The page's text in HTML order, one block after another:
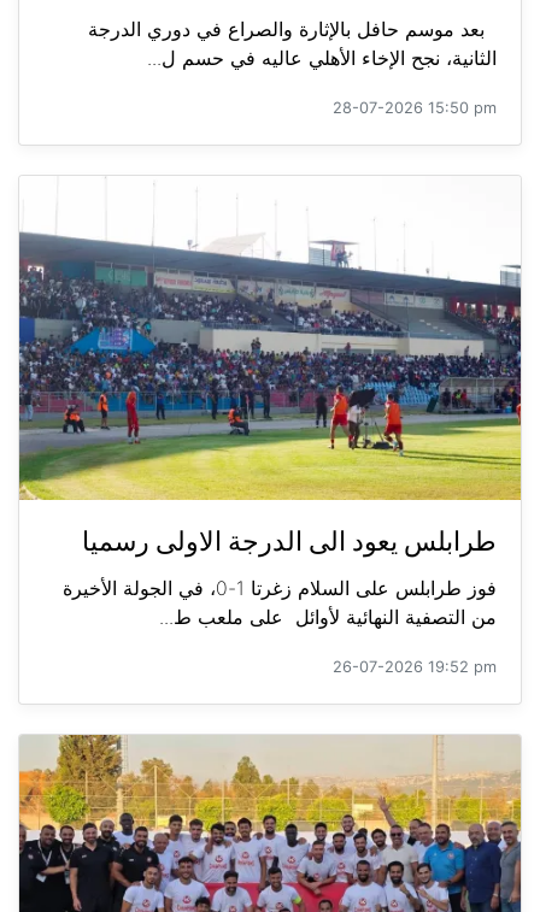
بعد موسم حافل بالإثارة والصراع في دوري الدرجة
الثانية، نجح الإخاء الأهلي عاليه في حسم ل...
28-07-2026 15:50 pm
طرابلس يعود الى الدرجة الاولى رسميا
فوز طرابلس على السلام زغرتا 1-0، في الجولة الأخيرة
من التصفية النهائية لأوائل على ملعب ط...
26-07-2026 19:52 pm